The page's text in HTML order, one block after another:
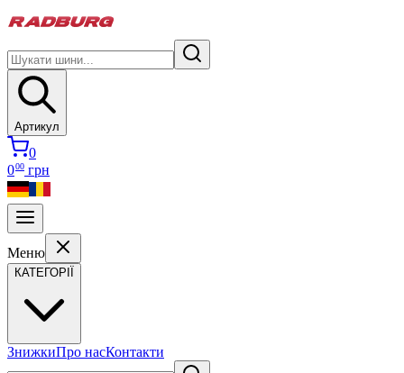
Артикул
0
000 грн
Меню
КАТЕГОРІЇ
ЗнижкиПро насКонтакти